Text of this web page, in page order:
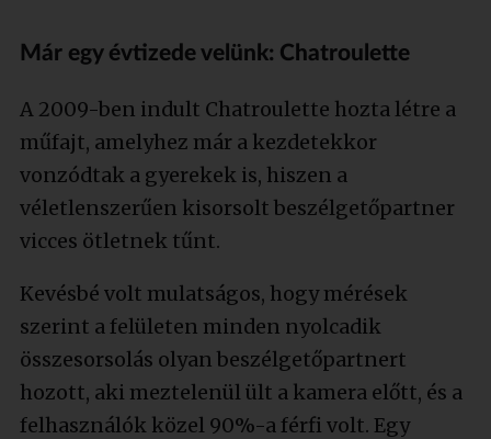
Már egy évtizede velünk: Chatroulette
A 2009-ben indult Chatroulette hozta létre a
műfajt, amelyhez már a kezdetekkor
vonzódtak a gyerekek is, hiszen a
véletlenszerűen kisorsolt beszélgetőpartner
vicces ötletnek tűnt.
Kevésbé volt mulatságos, hogy mérések
szerint a felületen minden nyolcadik
összesorsolás olyan beszélgetőpartnert
hozott, aki meztelenül ült a kamera előtt, és a
felhasználók közel 90%-a férfi volt. Egy